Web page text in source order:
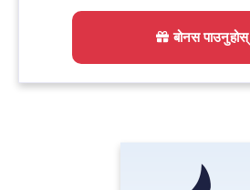
बोनस पाउनुहोस्